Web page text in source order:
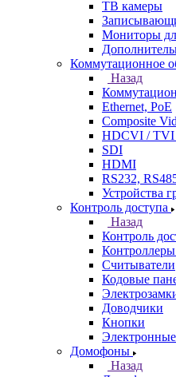
ТВ камеры
Мониторы
Коммутационное
Назад
Ethernet, PoE
Composite
HDCVI / TVI
SDI
HDMI
RS232,
Устройства
Контроль доступа
Назад
Контроль
Считыватели
Кодовые
Доводчики
Кнопки
Домофоны
Назад